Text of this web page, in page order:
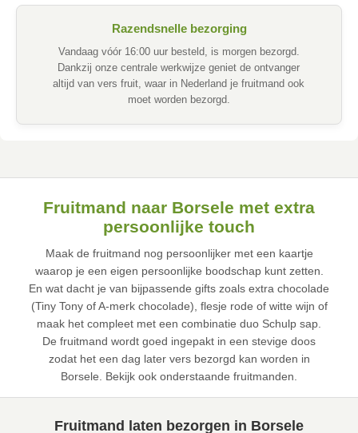
Razendsnelle bezorging
Vandaag vóór 16:00 uur besteld, is morgen bezorgd.
Dankzij onze centrale werkwijze geniet de ontvanger
altijd van vers fruit, waar in Nederland je fruitmand ook
moet worden bezorgd.
Fruitmand naar Borsele met extra
persoonlijke touch
Maak de fruitmand nog persoonlijker met een kaartje
waarop je een eigen persoonlijke boodschap kunt zetten.
En wat dacht je van bijpassende gifts zoals extra chocolade
(Tiny Tony of A-merk chocolade), flesje rode of witte wijn of
maak het compleet met een combinatie duo Schulp sap.
De fruitmand wordt goed ingepakt in een stevige doos
zodat het een dag later vers bezorgd kan worden in
Borsele. Bekijk ook onderstaande fruitmanden.
Fruitmand laten bezorgen in Borsele